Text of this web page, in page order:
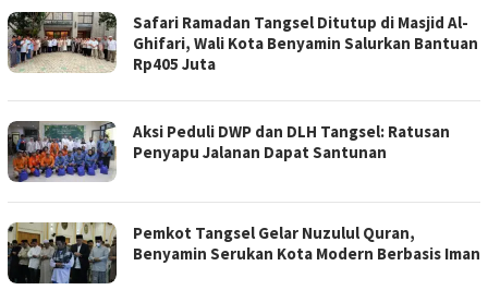
Safari Ramadan Tangsel Ditutup di Masjid Al-
Ghifari, Wali Kota Benyamin Salurkan Bantuan
Rp405 Juta
Aksi Peduli DWP dan DLH Tangsel: Ratusan
Penyapu Jalanan Dapat Santunan
Pemkot Tangsel Gelar Nuzulul Quran,
Benyamin Serukan Kota Modern Berbasis Iman